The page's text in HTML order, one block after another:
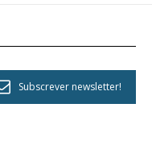
Subscrever newsletter!